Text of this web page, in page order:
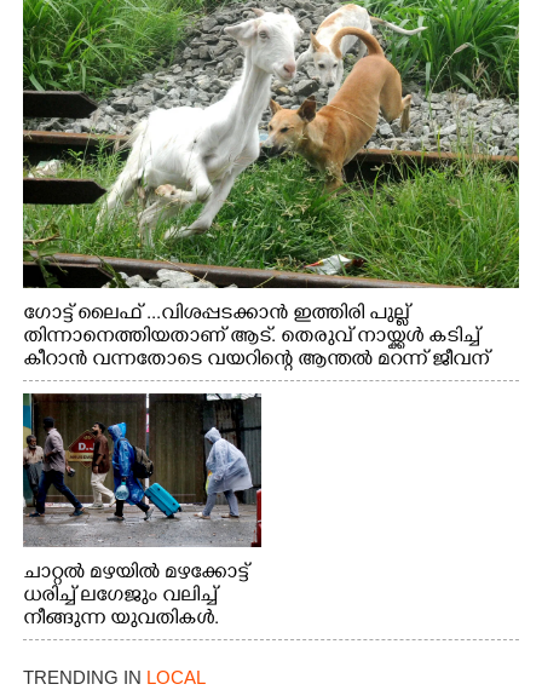
ഗോട്ട് ലൈഫ് ...വിശപ്പടക്കാൻ ഇത്തിരി പുല്ല്
തിന്നാനെത്തിയതാണ് ആട്. തെരുവ് നായ്ക്കൾ കടിച്ച്
കീറാൻ വന്നതോടെ വയറിന്റെ ആന്തൽ മറന്ന് ജീവന്
വേണ്ടിയായി ഓട്ടം. എറണാകുളം വാത്തുരുത്തിയിൽ
നിന്നുള്ള കാഴ്ച
ചാറ്റൽ മഴയിൽ മഴക്കോട്ട്
ധരിച്ച് ലഗേജും വലിച്ച്
നീങ്ങുന്ന യുവതികൾ.
എറണാകുളം മേനകയിൽ
നിന്നുള്ള കാഴ്ച
TRENDING IN LOCAL